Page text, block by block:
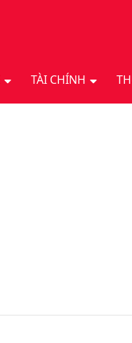
TÀI CHÍNH